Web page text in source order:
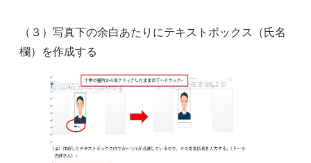
（３）写真下の余白あたりにテキストボックス（氏名
欄）を作成する